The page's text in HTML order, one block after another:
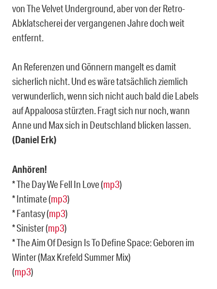
von The Velvet Underground, aber von der Retro-
Abklatscherei der vergangenen Jahre doch weit
entfernt.
An Referenzen und Gönnern mangelt es damit
sicherlich nicht. Und es wäre tatsächlich ziemlich
verwunderlich, wenn sich nicht auch bald die Labels
auf Appaloosa stürzten. Fragt sich nur noch, wann
Anne und Max sich in Deutschland blicken lassen.
(Daniel Erk)
Anhören!
* The Day We Fell In Love (mp3)
* Intimate (mp3)
* Fantasy (mp3)
* Sinister (mp3)
* The Aim Of Design Is To Define Space: Geboren im
Winter (Max Krefeld Summer Mix)
(mp3)